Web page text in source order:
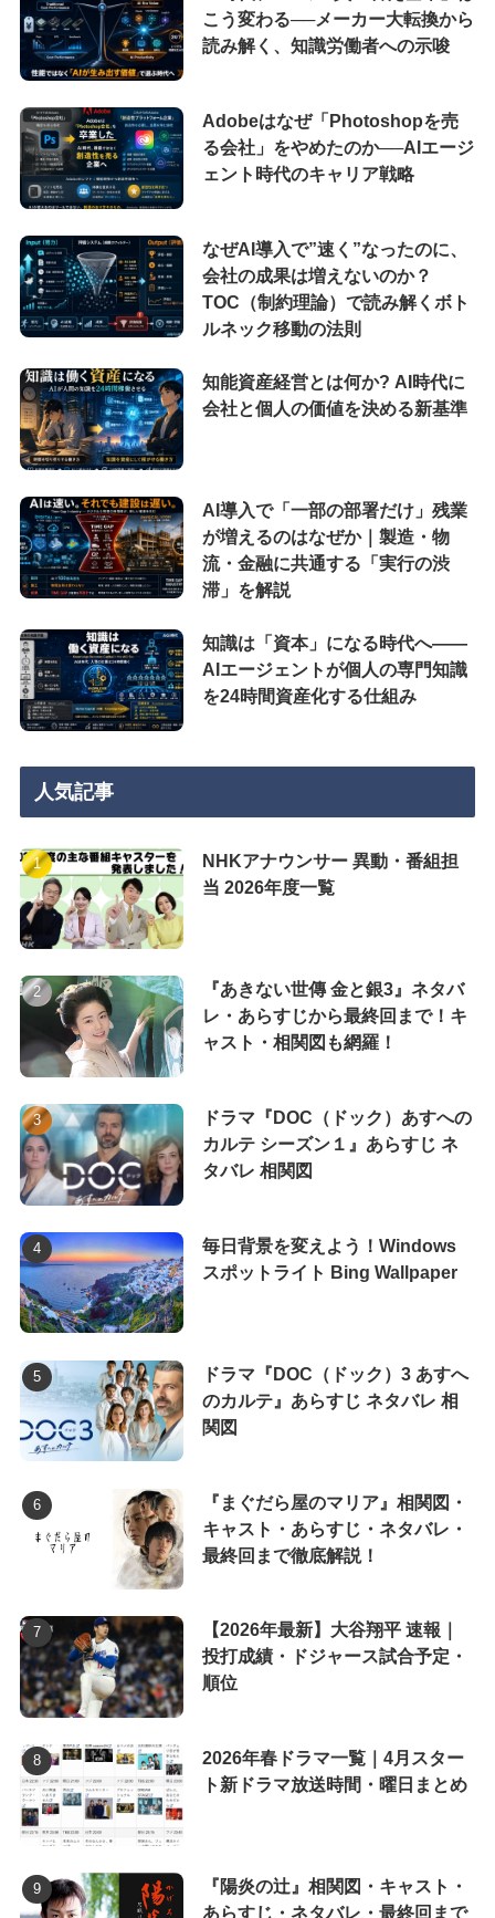
こう変わる──メーカー大転換から
読み解く、知識労働者への示唆
Adobeはなぜ「Photoshopを売
る会社」をやめたのか──AIエージ
ェント時代のキャリア戦略
なぜAI導入で”速く”なったのに、
会社の成果は増えないのか？
TOC（制約理論）で読み解くボト
ルネック移動の法則
知能資産経営とは何か? AI時代に
会社と個人の価値を決める新基準
AI導入で「一部の部署だけ」残業
が増えるのはなぜか｜製造・物
流・金融に共通する「実行の渋
滞」を解説
知識は「資本」になる時代へ——
AIエージェントが個人の専門知識
を24時間資産化する仕組み
人気記事
NHKアナウンサー 異動・番組担
当 2026年度一覧
『あきない世傳 金と銀3』ネタバ
レ・あらすじから最終回まで！キ
ャスト・相関図も網羅！
ドラマ『DOC（ドック）あすへの
カルテ シーズン１』あらすじ ネ
タバレ 相関図
毎日背景を変えよう！Windows
スポットライト Bing Wallpaper
ドラマ『DOC（ドック）3 あすへ
のカルテ』あらすじ ネタバレ 相
関図
『まぐだら屋のマリア』相関図・
キャスト・あらすじ・ネタバレ・
最終回まで徹底解説！
【2026年最新】大谷翔平 速報｜
投打成績・ドジャース試合予定・
順位
2026年春ドラマ一覧｜4月スター
ト新ドラマ放送時間・曜日まとめ
『陽炎の辻』相関図・キャスト・
あらすじ・ネタバレ・最終回まで